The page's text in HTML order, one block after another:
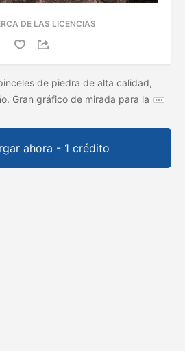
DE LAS LICENCIAS
de piedra de alta calidad,
Gran gráfico de mirada para la
ahora - 1 crédito